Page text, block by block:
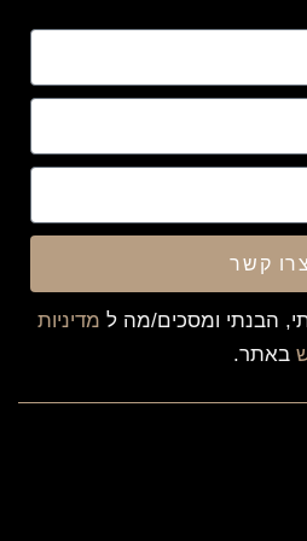
הבנתי ומסכים/מה ל מדיניות
באתר.
צרו קשר